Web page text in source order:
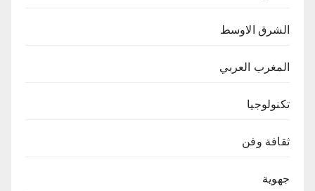
الشرق الاوسط
المغرب العربي
تكنولوجيا
ثقافة وفن
جهوية